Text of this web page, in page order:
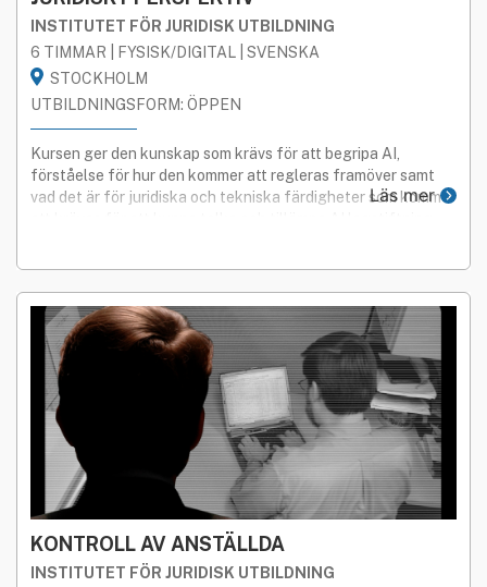
INSTITUTET FÖR JURIDISK UTBILDNING
6 TIMMAR | FYSISK/DIGITAL | SVENSKA
STOCKHOLM
UTBILDNINGSFORM: ÖPPEN
Kursen ger den kunskap som krävs för att begripa AI,
förståelse för hur den kommer att regleras framöver samt
vad det är för juridiska och tekniska färdigheter som kommer
Läs mer
KONTROLL AV ANSTÄLLDA
INSTITUTET FÖR JURIDISK UTBILDNING